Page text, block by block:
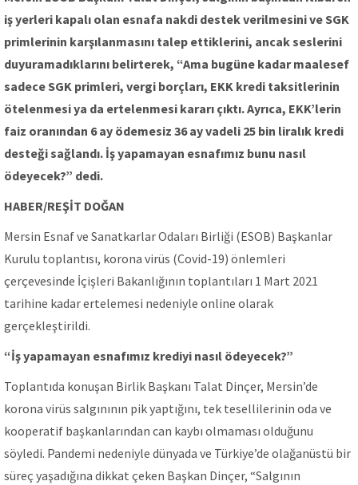
iş yerleri kapalı olan esnafa nakdi destek verilmesini ve SGK
primlerinin karşılanmasını talep ettiklerini, ancak seslerini
duyuramadıklarını belirterek, “Ama bugüne kadar maalesef
sadece SGK primleri, vergi borçları, EKK kredi taksitlerinin
ötelenmesi ya da ertelenmesi kararı çıktı. Ayrıca, EKK’lerin
faiz oranından 6 ay ödemesiz 36 ay vadeli 25 bin liralık kredi
desteği sağlandı. İş yapamayan esnafımız bunu nasıl
ödeyecek?” dedi.
HABER/REŞİT DOĞAN
Mersin Esnaf ve Sanatkarlar Odaları Birliği (ESOB) Başkanlar
Kurulu toplantısı, korona virüs (Covid-19) önlemleri
çerçevesinde İçişleri Bakanlığının toplantıları 1 Mart 2021
tarihine kadar ertelemesi nedeniyle online olarak
gerçekleştirildi.
“İş yapamayan esnafımız krediyi nasıl ödeyecek?”
Toplantıda konuşan Birlik Başkanı Talat Dinçer, Mersin’de
korona virüs salgınının pik yaptığını, tek tesellilerinin oda ve
kooperatif başkanlarından can kaybı olmaması olduğunu
söyledi. Pandemi nedeniyle dünyada ve Türkiye’de olağanüstü bir
süreç yaşadığına dikkat çeken Başkan Dinçer, “Salgının